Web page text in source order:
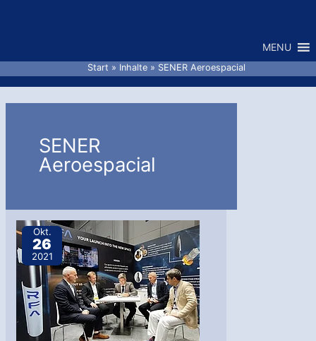
MENU
Start Inhalte SENER Aeroespacial
SENER
Aeroespacial
Okt.
26
2021